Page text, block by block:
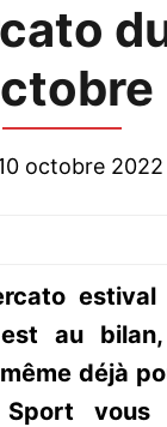
octobre
au
déjà
vous